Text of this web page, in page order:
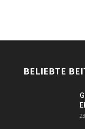
BELIEBTE